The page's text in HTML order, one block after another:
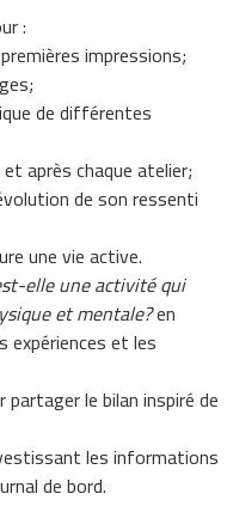
:
impressions;
de différentes
après chaque atelier;
de son ressenti
une vie active.
elle une activité qui
et mentale?en
et les
le bilan inspiré de
les informations
de bord.